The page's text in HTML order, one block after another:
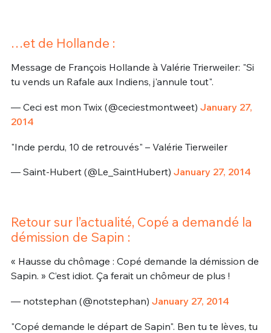
…et de Hollande :
Message de François Hollande à Valérie Trierweiler: "Si
tu vends un Rafale aux Indiens, j'annule tout".
— Ceci est mon Twix (@ceciestmontweet) January 27,
2014
"Inde perdu, 10 de retrouvés" – Valérie Tierweiler
— Saint-Hubert (@Le_SaintHubert) January 27, 2014
Retour sur l’actualité, Copé a demandé la
démission de Sapin :
« Hausse du chômage : Copé demande la démission de
Sapin. » C’est idiot. Ça ferait un chômeur de plus !
— notstephan (@notstephan) January 27, 2014
"Copé demande le départ de Sapin". Ben tu te lèves, tu